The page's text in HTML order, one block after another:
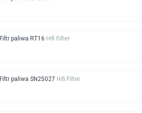
Filtr paliwa RT16 Hifi Filter
Filtr paliwa SN25027 Hifi Filter